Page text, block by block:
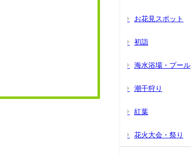
お花見スポット
初詣
海水浴場・プール
潮干狩り
紅葉
花火大会・祭り